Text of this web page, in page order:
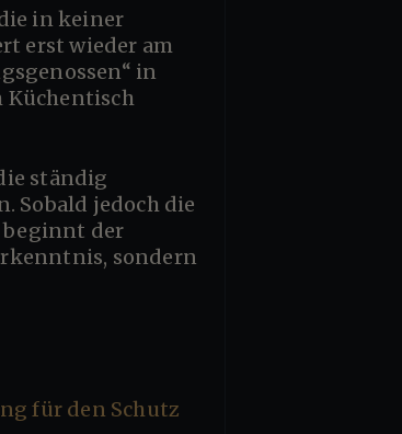
erst wieder am
in
Küchentisch
ständig
Sobald jedoch die
beginnt der
sondern